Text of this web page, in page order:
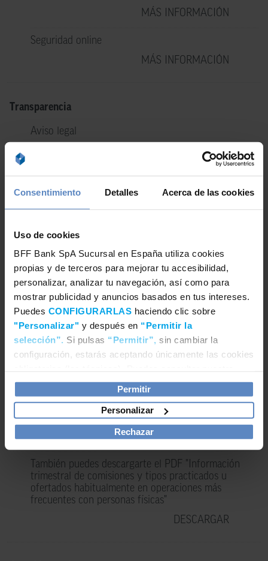
Consentimiento Detalles Acerca de las cookies
Uso de cookies
BFF Bank SpA Sucursal en España utiliza cookies
propias y de terceros para mejorar tu accesibilidad,
personalizar, analizar tu navegación, así como para
mostrar publicidad y anuncios basados en tus intereses.
Puedes CONFIGURARLAS haciendo clic sobre
"Personalizar" y después en “Permitir la
selección”. Si pulsas “Permitir”, sin cambiar la
configuración, estarás aceptando únicamente las cookies
Política de cookies.
Permitir
Personalizar
Rechazar
MÁS INFORMACIÓN
Seguridad online
MÁS INFORMACIÓN
Transparencia
Aviso legal
MÁS INFORMACIÓN
CONTRATOS Y TARIFAS
Condiciones particulares
DESCARGAR
Condiciones generales
DESCARGAR
Documento informativo de comisiones
Lista de servicios más representativos asociados a
una cuenta de pago
DESCARGAR
También puedes descargarte el PDF "Información
trimestral de comisiones y tipos practicados u
ofertados habitualmente en operaciones más
frecuentes con personas físicas"
DESCARGAR